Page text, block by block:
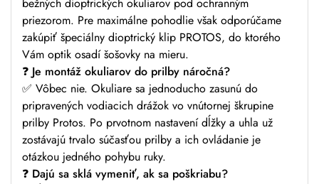
bežných dioptrických okuliarov pod ochranným
priezorom. Pre maximálne pohodlie však odporúčame
zakúpiť špeciálny dioptrický klip PROTOS, do ktorého
Vám optik osadí šošovky na mieru.
❓ Je montáž okuliarov do prilby náročná?
✅ Vôbec nie. Okuliare sa jednoducho zasunú do
pripravených vodiacich drážok vo vnútornej škrupine
prilby Protos. Po prvotnom nastavení dĺžky a uhla už
zostávajú trvalo súčasťou prilby a ich ovládanie je
otázkou jedného pohybu ruky.
❓ Dajú sa sklá vymeniť, ak sa poškriabu?